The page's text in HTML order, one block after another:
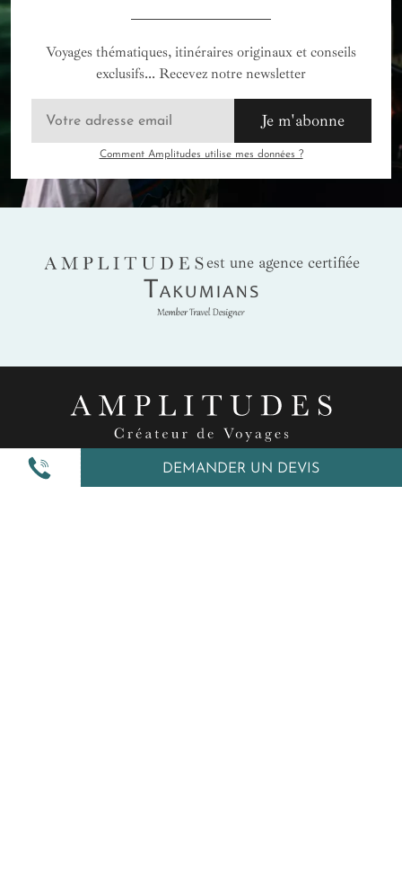
DEMANDER UN DEVIS
Voyages thématiques, itinéraires originaux et conseils
exclusifs... Recevez notre newsletter
Je m'abonne
Comment Amplitudes utilise mes données ?
AMPLITUDES
est une agence certifiée
Takumians